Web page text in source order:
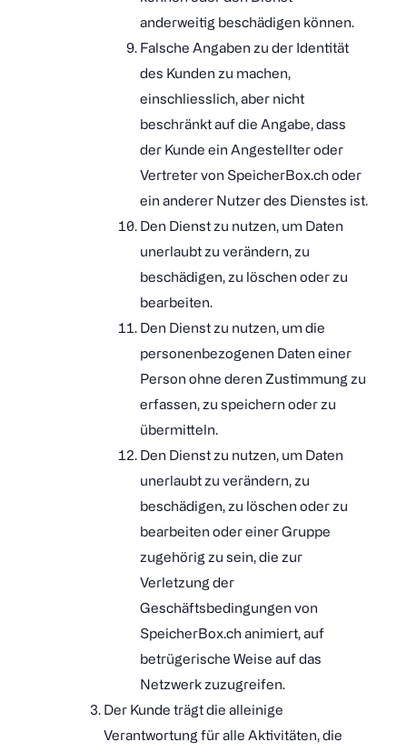
anderweitig beschädigen können.
Falsche Angaben zu der Identität
des Kunden zu machen,
einschliesslich, aber nicht
beschränkt auf die Angabe, dass
der Kunde ein Angestellter oder
Vertreter von SpeicherBox.ch oder
ein anderer Nutzer des Dienstes ist.
Den Dienst zu nutzen, um Daten
unerlaubt zu verändern, zu
beschädigen, zu löschen oder zu
bearbeiten.
Den Dienst zu nutzen, um die
personenbezogenen Daten einer
Person ohne deren Zustimmung zu
erfassen, zu speichern oder zu
übermitteln.
Den Dienst zu nutzen, um Daten
unerlaubt zu verändern, zu
beschädigen, zu löschen oder zu
bearbeiten oder einer Gruppe
zugehörig zu sein, die zur
Verletzung der
Geschäftsbedingungen von
SpeicherBox.ch animiert, auf
betrügerische Weise auf das
Netzwerk zuzugreifen.
Der Kunde trägt die alleinige
Verantwortung für alle Aktivitäten, die